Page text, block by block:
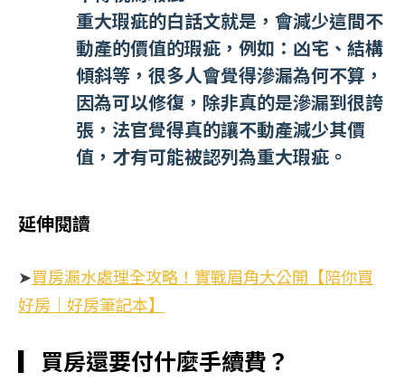
重大瑕疵的白話文就是，會減少這間不
動產的價值的瑕疵，例如：凶宅、結構
傾斜等，很多人會覺得滲漏為何不算，
因為可以修復，除非真的是滲漏到很誇
張，法官覺得真的讓不動產減少其價
值，才有可能被認列為重大瑕疵。
延伸閱讀
➤買房漏水處理全攻略！實戰眉角大公開【陪你買
好房｜好房筆記本】
▎ 買房還要付什麼手續費？